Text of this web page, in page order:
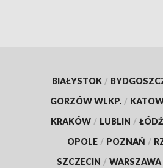
BIAŁYSTOK /
GORZÓW WLKP. /
KRAKÓW / LUBLIN / ŁÓDŹ
OPOLE / POZNAŃ /
SZCZECIN / WARSZAWA